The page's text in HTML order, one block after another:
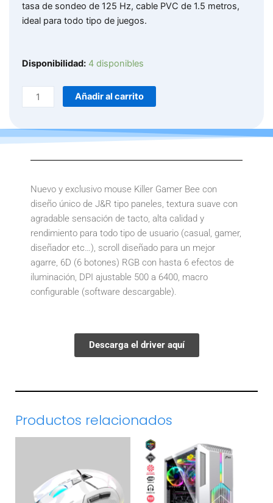
tasa de sondeo de 125 Hz, cable PVC de 1.5 metros,
ideal para todo tipo de juegos.
Disponibilidad: 4 disponibles
MGJR-
MOUSE
ZERO
Añadir al carrito
Nuevo y exclusivo mouse Killer Gamer Bee con
diseño único de J&R tipo paneles, textura suave con
agradable sensación de tacto, alta calidad y
rendimiento para todo tipo de usuario (casual, gamer,
diseñador etc…), scroll diseñado para un mejor
agarre, 6D (6 botones) RGB con hasta 6 efectos de
iluminación, DPI ajustable 500 a 6400, macro
configurable (software descargable).
Descarga el driver aquí
Productos relacionados